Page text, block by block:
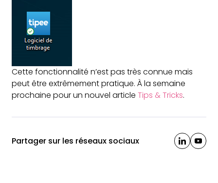
Cette fonctionnalité n’est pas très connue mais
peut être extrêmement pratique. À la semaine
prochaine pour un nouvel article Tips & Tricks.
Partager sur les réseaux sociaux